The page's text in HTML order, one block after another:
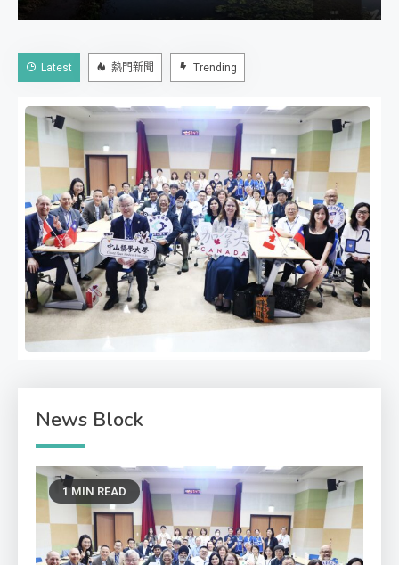
Latest 熱門新聞 Trending
2026-08-07
News Block
1 MIN READ